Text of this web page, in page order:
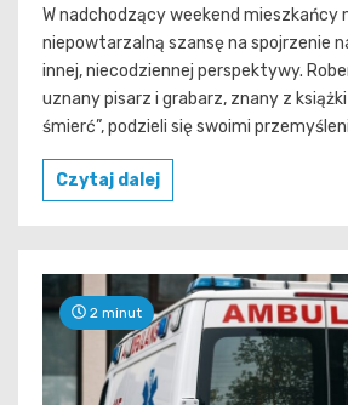
W nadchodzący weekend mieszkańcy
niepowtarzalną szansę na spojrzenie
innej, niecodziennej perspektywy.
uznany pisarz i grabarz, znany z książki
śmierć”, podzieli się swoimi
Czytaj dalej
2 minut